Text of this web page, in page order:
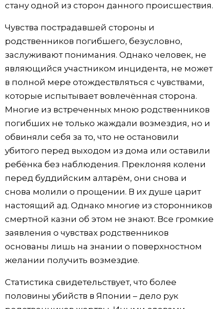
стану одной из сторон данного происшествия.
Чувства пострадавшей стороны и
родственников погибшего, безусловно,
заслуживают понимания. Однако человек, не
являющийся участником инцидента, не может
в полной мере отождествляться с чувствами,
которые испытывает вовлечённая сторона.
Многие из встреченных мною родственников
погибших не только жаждали возмездия, но и
обвиняли себя за то, что не остановили
убитого перед выходом из дома или оставили
ребёнка без наблюдения. Преклоняя колени
перед буддийским алтарём, они снова и
снова молили о прощении. В их душе царит
настоящий ад. Однако многие из сторонников
смертной казни об этом не знают. Все громкие
заявления о чувствах родственников
основаны лишь на знании о поверхностном
желании получить возмездие.
Статистика свидетельствует, что более
половины убийств в Японии – дело рук